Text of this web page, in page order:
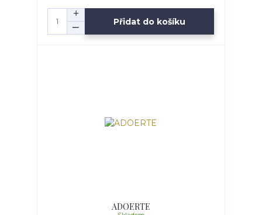
Přidat do košíku
ADOERTE